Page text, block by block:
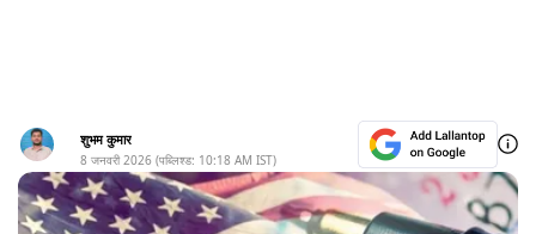
शुभम कुमार
8 जनवरी 2026 (पब्लिश्ड: 10:18 AM IST)